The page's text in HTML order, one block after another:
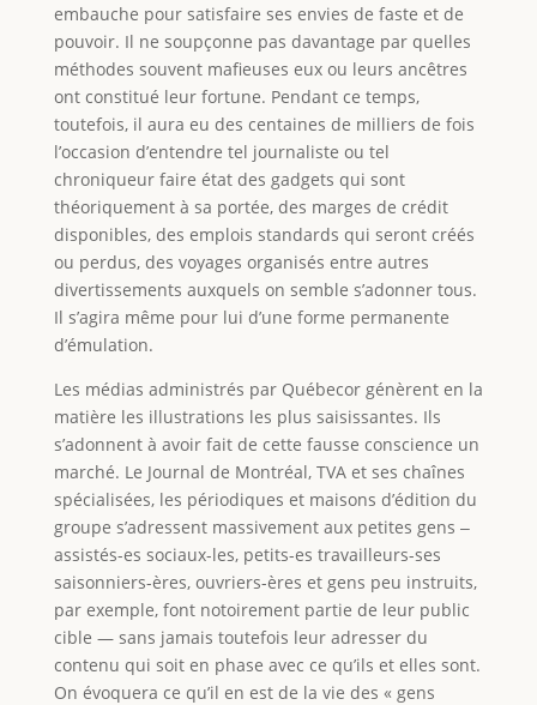
embauche pour satisfaire ses envies de faste et de
pouvoir. Il ne soupçonne pas davantage par quelles
méthodes souvent mafieuses eux ou leurs ancêtres
ont constitué leur fortune. Pendant ce temps,
toutefois, il aura eu des centaines de milliers de fois
l’occasion d’entendre tel journaliste ou tel
chroniqueur faire état des gadgets qui sont
théoriquement à sa portée, des marges de crédit
disponibles, des emplois standards qui seront créés
ou perdus, des voyages organisés entre autres
divertissements auxquels on semble s’adonner tous.
Il s’agira même pour lui d’une forme permanente
d’émulation.
Les médias administrés par Québecor génèrent en la
matière les illustrations les plus saisissantes. Ils
s’adonnent à avoir fait de cette fausse conscience un
marché. Le Journal de Montréal, TVA et ses chaînes
spécialisées, les périodiques et maisons d’édition du
groupe s’adressent massivement aux petites gens ‒
assistés-es sociaux-les, petits-es travailleurs-ses
saisonniers-ères, ouvriers-ères et gens peu instruits,
par exemple, font notoirement partie de leur public
cible — sans jamais toutefois leur adresser du
contenu qui soit en phase avec ce qu’ils et elles sont.
On évoquera ce qu’il en est de la vie des « gens